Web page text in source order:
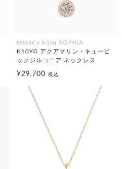
festaria bijou SOPHIA
K10YG アクアマリン・キュービ
ックジルコニア ネックレス
¥29,700 税込